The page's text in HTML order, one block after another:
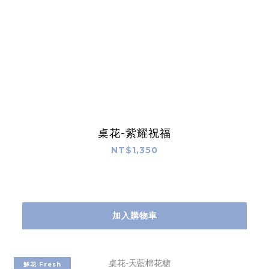
桌花-紫耀祝福
NT$1,350
加入購物車
鮮花 Fresh